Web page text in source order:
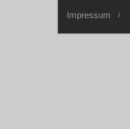
Impressum